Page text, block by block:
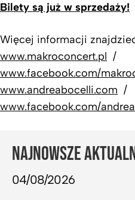
Bilety są już w sprzedaży!
Więcej informacji
www.makroconcert.pl /
www.facebook.com/
www.andreabocelli.com /
www.facebook.com/
NAJNOWSZE
04/08/2026